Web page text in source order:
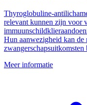
Thyroglobuline-
relevant kunnen zijn voor
Hun aanwezigheid kan de
zwangerschapsuitkomsten
Meer informatie